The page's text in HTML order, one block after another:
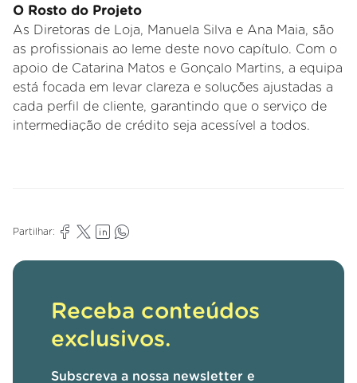
O Rosto do Projeto
As Diretoras de Loja, Manuela Silva e Ana Maia, são
as profissionais ao leme deste novo capítulo. Com o
apoio de Catarina Matos e Gonçalo Martins, a equipa
está focada em levar clareza e soluções ajustadas a
cada perfil de cliente, garantindo que o serviço de
intermediação de crédito seja acessível a todos.
Partilhar:
Receba conteúdos
exclusivos.
Subscreva a nossa newsletter e